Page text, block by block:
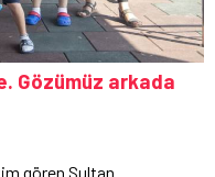
Gözümüz arkada
gören Sultan